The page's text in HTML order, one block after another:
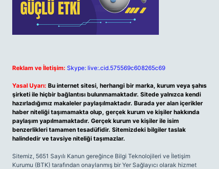
Reklam ve İletişim: Skype: live:.cid.575569c608265c69
Yasal Uyarı: Bu internet sitesi, herhangi bir marka, kurum veya şahıs
şirketi ile hiçbir bağlantısı bulunmamaktadır. Sitede yalnızca kendi
hazırladığımız makaleler paylaşılmaktadır. Burada yer alan içerikler
haber niteliği taşımamakta olup, gerçek kurum ve kişiler hakkında
paylaşım yapılmamaktadır. Gerçek kurum ve kişiler ile isim
benzerlikleri tamamen tesadüfidir. Sitemizdeki bilgiler taslak
halindedir ve tavsiye niteliği taşımazlar.
Sitemiz, 5651 Sayılı Kanun gereğince Bilgi Teknolojileri ve İletişim
Kurumu (BTK) tarafından onaylanmış bir Yer Sağlayıcı olarak hizmet